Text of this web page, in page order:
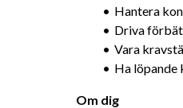
Hantera
Driva
Vara
Ha löpande
Om dig